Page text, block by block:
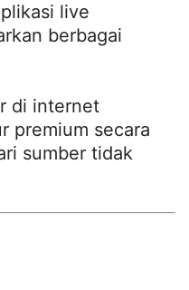
live
berbagai
di internet
premium secara
sumber tidak